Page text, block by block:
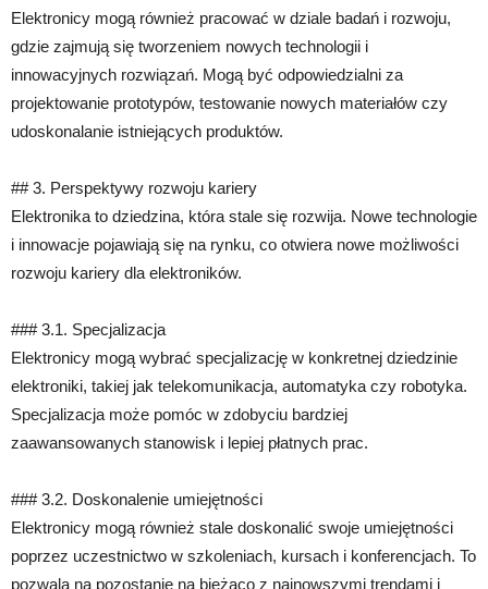
Elektronicy mogą również pracować w dziale badań i rozwoju,
gdzie zajmują się tworzeniem nowych technologii i
innowacyjnych rozwiązań. Mogą być odpowiedzialni za
projektowanie prototypów, testowanie nowych materiałów czy
udoskonalanie istniejących produktów.
## 3. Perspektywy rozwoju kariery
Elektronika to dziedzina, która stale się rozwija. Nowe technologie
i innowacje pojawiają się na rynku, co otwiera nowe możliwości
rozwoju kariery dla elektroników.
### 3.1. Specjalizacja
Elektronicy mogą wybrać specjalizację w konkretnej dziedzinie
elektroniki, takiej jak telekomunikacja, automatyka czy robotyka.
Specjalizacja może pomóc w zdobyciu bardziej
zaawansowanych stanowisk i lepiej płatnych prac.
### 3.2. Doskonalenie umiejętności
Elektronicy mogą również stale doskonalić swoje umiejętności
poprzez uczestnictwo w szkoleniach, kursach i konferencjach. To
pozwala na pozostanie na bieżąco z najnowszymi trendami i